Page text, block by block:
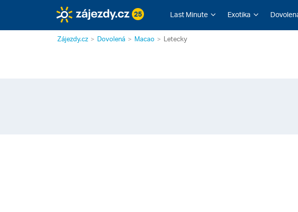
25 Last Minute Exotika
Zájezdy.cz Dovolená Macao Letecky